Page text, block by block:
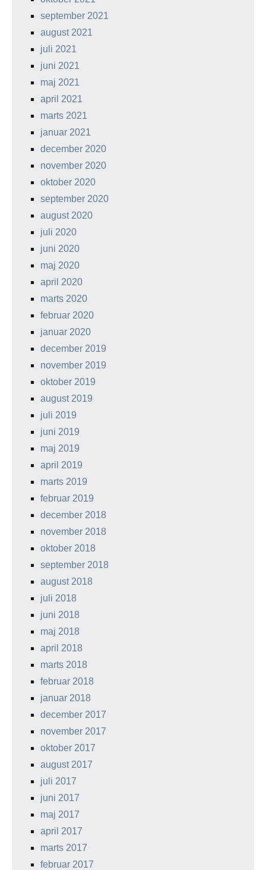
september 2021
august 2021
juli 2021
juni 2021
maj 2021
april 2021
marts 2021
januar 2021
december 2020
november 2020
oktober 2020
september 2020
august 2020
juli 2020
juni 2020
maj 2020
april 2020
marts 2020
februar 2020
januar 2020
december 2019
november 2019
oktober 2019
august 2019
juli 2019
juni 2019
maj 2019
april 2019
marts 2019
februar 2019
december 2018
november 2018
oktober 2018
september 2018
august 2018
juli 2018
juni 2018
maj 2018
april 2018
marts 2018
februar 2018
januar 2018
december 2017
november 2017
oktober 2017
august 2017
juli 2017
juni 2017
maj 2017
april 2017
marts 2017
februar 2017